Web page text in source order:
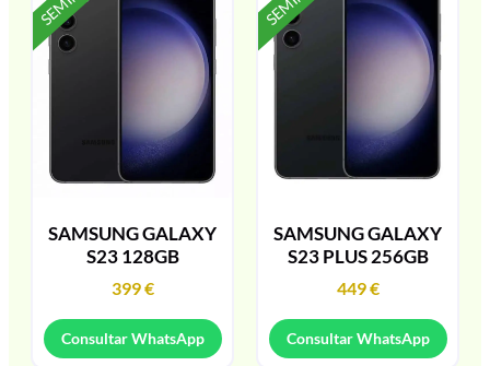
SAMSUNG GALAXY
S23 128GB
399€
Consultar WhatsApp
SAMSUNG GALAXY
S23 PLUS 256GB
449€
Consultar WhatsApp